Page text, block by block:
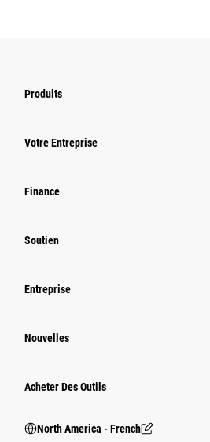
Produits
Votre Entreprise
Finance
Soutien
Entreprise
Nouvelles
Acheter Des Outils
North America - French